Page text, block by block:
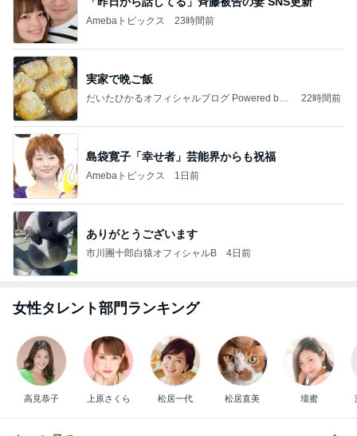
Amebaトピックス 23時間前
実家で晩ご飯
だいたひかるオフィシャルブログ Powered by
22時間前
島袋寛子「幸せ者」芸能界からも祝福
Amebaトピックス 1日前
ありがとうございます
市川團十郎白猿オフィシャルB 4日前
女性タレント部門ランキング
高見恭子 上原さくら 松居一代 松居直美 壇蜜